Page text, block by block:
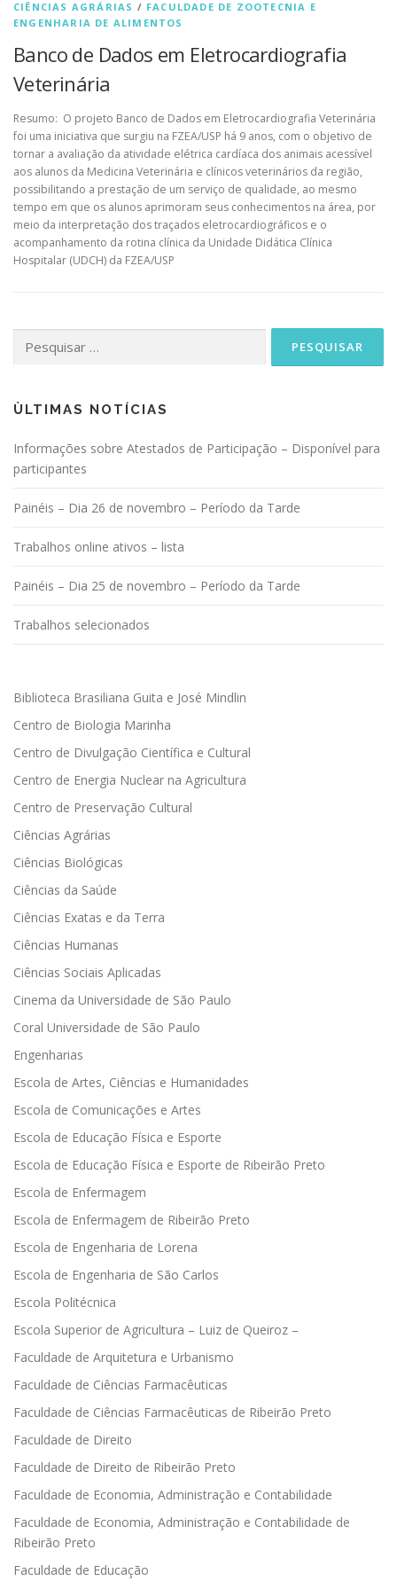
CIÊNCIAS AGRÁRIAS / FACULDADE DE ZOOTECNIA E
ENGENHARIA DE ALIMENTOS
Banco de Dados em Eletrocardiografia
Veterinária
Resumo: O projeto Banco de Dados em Eletrocardiografia Veterinária
foi uma iniciativa que surgiu na FZEA/USP há 9 anos, com o objetivo de
tornar a avaliação da atividade elétrica cardíaca dos animais acessível
aos alunos da Medicina Veterinária e clínicos veterinários da região,
possibilitando a prestação de um serviço de qualidade, ao mesmo
tempo em que os alunos aprimoram seus conhecimentos na área, por
meio da interpretação dos traçados eletrocardiográficos e o
acompanhamento da rotina clínica da Unidade Didática Clínica
Hospitalar (UDCH) da FZEA/USP
por:
ÙLTIMAS NOTÍCIAS
Informações sobre Atestados de Participação – Disponível para
participantes
Painéis – Dia 26 de novembro – Período da Tarde
Trabalhos online ativos – lista
Painéis – Dia 25 de novembro – Período da Tarde
Trabalhos selecionados
Biblioteca Brasiliana Guita e José Mindlin
Centro de Biologia Marinha
Centro de Divulgação Científica e Cultural
Centro de Energia Nuclear na Agricultura
Centro de Preservação Cultural
Ciências Agrárias
Ciências Biológicas
Ciências da Saúde
Ciências Exatas e da Terra
Ciências Humanas
Ciências Sociais Aplicadas
Cinema da Universidade de São Paulo
Coral Universidade de São Paulo
Engenharias
Escola de Artes, Ciências e Humanidades
Escola de Comunicações e Artes
Escola de Educação Física e Esporte
Escola de Educação Física e Esporte de Ribeirão Preto
Escola de Enfermagem
Escola de Enfermagem de Ribeirão Preto
Escola de Engenharia de Lorena
Escola de Engenharia de São Carlos
Escola Politécnica
Escola Superior de Agricultura – Luiz de Queiroz –
Faculdade de Arquitetura e Urbanismo
Faculdade de Ciências Farmacêuticas
Faculdade de Ciências Farmacêuticas de Ribeirão Preto
Faculdade de Direito
Faculdade de Direito de Ribeirão Preto
Faculdade de Economia, Administração e Contabilidade
Faculdade de Economia, Administração e Contabilidade de
Ribeirão Preto
Faculdade de Educação